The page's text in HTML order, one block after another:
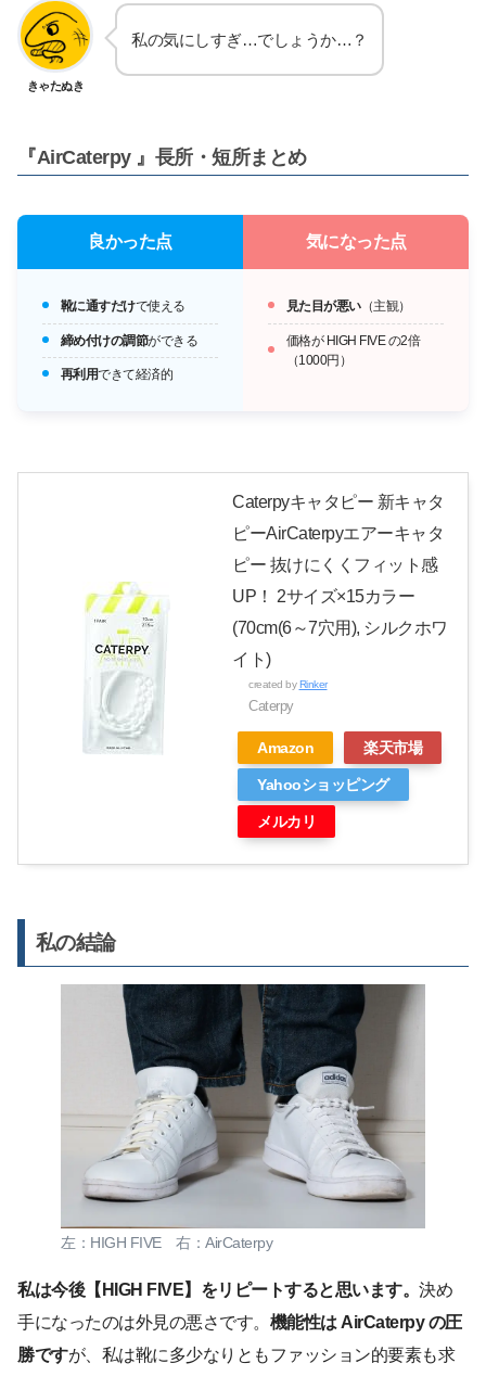
きゃたぬき
私の気にしすぎ…でしょうか…？
『AirCaterpy 』長所・短所まとめ
良かった点
靴に通すだけで使える
締め付けの調節ができる
再利用できて経済的
気になった点
見た目が悪い（主観）
価格が HIGH FIVE の2倍
（1000円）
Caterpyキャタピー 新キャタ
ピーAirCaterpyエアーキャタ
ピー 抜けにくくフィット感
UP！ 2サイズ×15カラー
(70cm(6～7穴用), シルクホワ
イト)
created byRinker
Caterpy
Amazon 楽天市場
Yahooショッピング
メルカリ
私の結論
左：HIGH FIVE 右：AirCaterpy
私は今後【HIGH FIVE】をリピートすると思います。 決め
手になったのは外見の悪さです。 機能性は AirCaterpy の圧
勝ですが、私は靴に多少なりともファッション的要素も求